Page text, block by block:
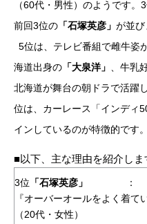
（60代・男性）のようです。
前回3位の 「石塚英彦」 が並び
5位は、テレビ番組で雌牛姿
海道出身の 「大泉洋」 、牛乳
北海道が舞台の朝ドラで活躍
位は、カーレース「インディ
インしているのが特徴的です。
■以下、主な理由を紹介しま
3位 「石塚英彦」
：
『オーバーオールをよく着て
（20代・女性）